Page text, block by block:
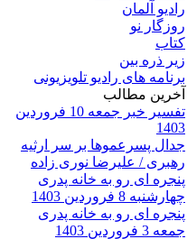
راديو آلمان
روزگار نو
کتاب
زير ذره بين
برنامه های رادیو تلویزیونی
آخرين مطالب
تفسیر خبر جمعه 10 فروردین
1403
جدال پسرعموها بر سر ارثیه
رهبری / علیرضا نوری زاده
پنجره ای رو به خانه پدری
چهارشنبه 8 فروردین 1403
پنجره ای رو به خانه پدری
جمعه 3 فروردین 1403